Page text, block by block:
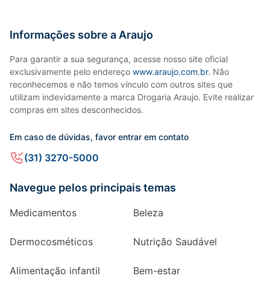
Informações sobre a Araujo
Para garantir a sua segurança, acesse nosso site oficial
exclusivamente pelo endereço www.araujo.com.br. Não
reconhecemos e não temos vínculo com outros sites que
utilizam indevidamente a marca Drogaria Araujo. Evite realizar
compras em sites desconhecidos.
Em caso de dúvidas, favor entrar em contato
(31) 3270-5000
Navegue pelos principais temas
Medicamentos Beleza
Dermocosméticos Nutrição Saudável
Alimentação infantil Bem-estar